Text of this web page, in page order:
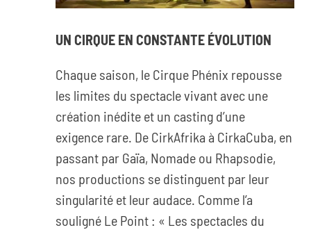
UN CIRQUE EN CONSTANTE ÉVOLUTION
Chaque saison, le Cirque Phénix repousse
les limites du spectacle vivant avec une
création inédite et un casting d’une
exigence rare. De CirkAfrika à CirkaCuba, en
passant par Gaïa, Nomade ou Rhapsodie,
nos productions se distinguent par leur
singularité et leur audace. Comme l’a
souligné Le Point : « Les spectacles du